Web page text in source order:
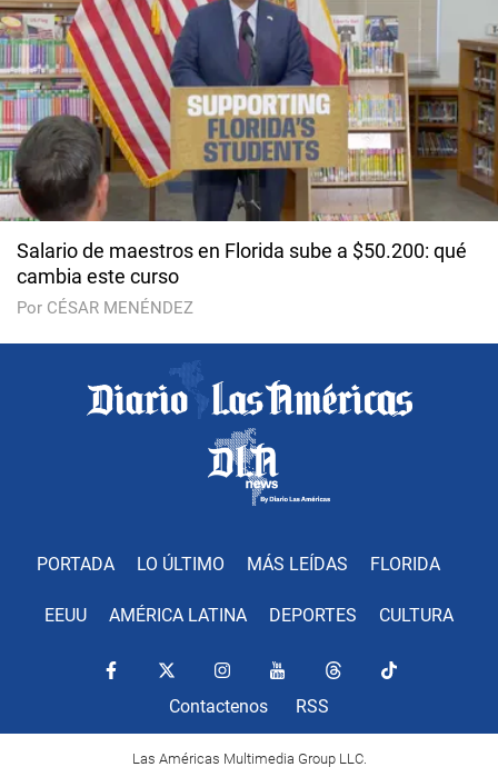
Salario de maestros en Florida sube a $50.200: qué
cambia este curso
Por CÉSAR MENÉNDEZ
PORTADA LO ÚLTIMO MÁS LEÍDAS FLORIDA
EEUU AMÉRICA LATINA DEPORTES CULTURA
Contactenos RSS
Las Américas Multimedia Group LLC.